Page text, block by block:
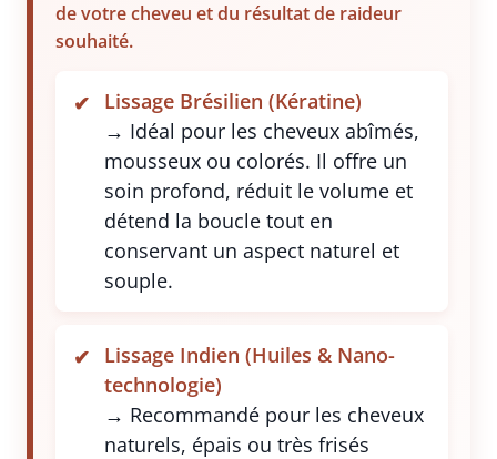
de votre cheveu et du résultat de raideur
souhaité.
Lissage Brésilien (Kératine)
→ Idéal pour les cheveux abîmés,
mousseux ou colorés. Il offre un
soin profond, réduit le volume et
détend la boucle tout en
conservant un aspect naturel et
souple.
Lissage Indien (Huiles & Nano-
technologie)
→ Recommandé pour les cheveux
naturels, épais ou très frisés